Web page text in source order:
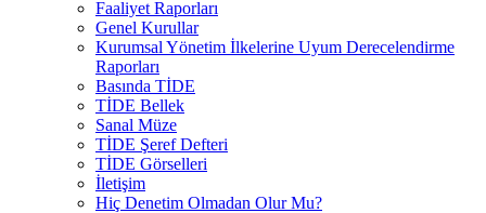
Faaliyet Raporları
Genel Kurullar
Kurumsal Yönetim İlkelerine Uyum Derecelendirme
Raporları
Basında TİDE
TİDE Bellek
Sanal Müze
TİDE Şeref Defteri
TİDE Görselleri
İletişim
Hiç Denetim Olmadan Olur Mu?